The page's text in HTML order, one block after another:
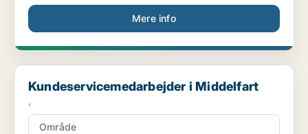
Mere info
Kundeservicemedarbejder i Middelfart
Kundeservicemedarbejder i Middelfart
,
Område